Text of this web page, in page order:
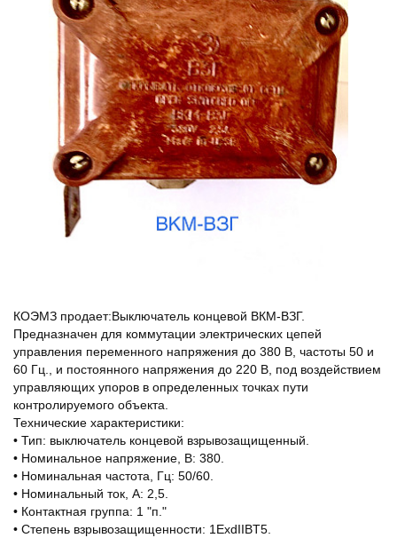
КОЭМЗ продает:Выключатель концевой ВКМ-ВЗГ.
Предназначен для коммутации электрических цепей
управления переменного напряжения до 380 В, частоты 50 и
60 Гц., и постоянного напряжения до 220 В, под воздействием
управляющих упоров в определенных точках пути
контролируемого объекта.
Технические характеристики:
• Тип: выключатель концевой взрывозащищенный.
• Номинальное напряжение, В: 380.
• Номинальная частота, Гц: 50/60.
• Номинальный ток, А: 2,5.
• Контактная группа: 1 "п."
• Степень взрывозащищенности: 1ExdIIBT5.